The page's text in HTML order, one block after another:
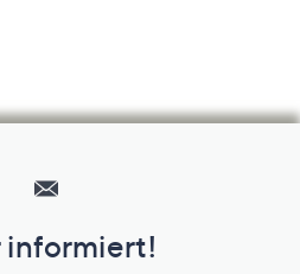
informiert!